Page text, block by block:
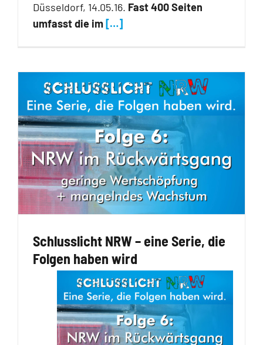
Düsseldorf, 14.05.16. Fast 400 Seiten
umfasst die im […]
Schlusslicht NRW – eine Serie, die
Folgen haben wird